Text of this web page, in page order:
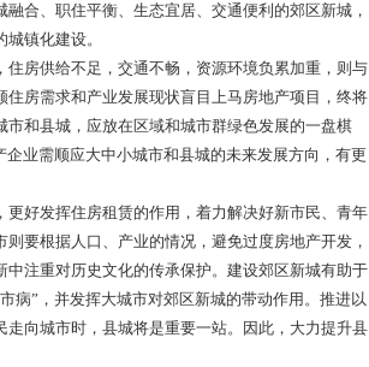
合、职住平衡、生态宜居、交通便利的郊区新城，
镇化建设。
房供给不足，交通不畅，资源环境负累加重，则与
房需求和产业发展现状盲目上马房地产项目，终将
和县城，应放在区域和城市群绿色发展的一盘棋
业需顺应大中小城市和县城的未来发展方向，有更
好发挥住房租赁的作用，着力解决好新市民、青年
要根据人口、产业的情况，避免过度房地产开发，
注重对历史文化的传承保护。建设郊区新城有助于
病”，并发挥大城市对郊区新城的带动作用。推进以
向城市时，县城将是重要一站。因此，大力提升县